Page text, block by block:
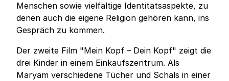
Menschen sowie vielfältige Identitätsaspekte, zu
denen auch die eigene Religion gehören kann, ins
Gespräch zu kommen.
Der zweite Film "Mein Kopf – Dein Kopf" zeigt die
drei Kinder in einem Einkaufszentrum. Als
Maryam verschiedene Tücher und Schals in einer